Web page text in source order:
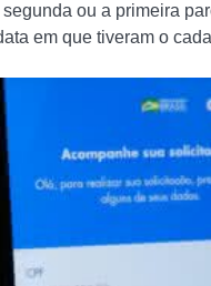
ou a primeira
em que tiveram o